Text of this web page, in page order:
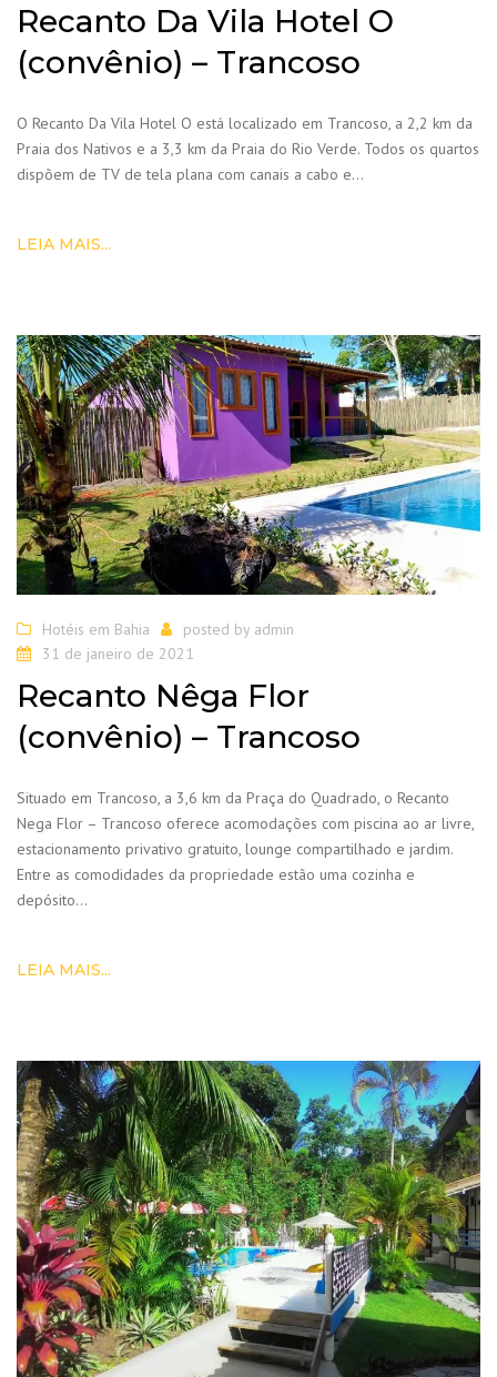
Recanto Da Vila Hotel O
(convênio) – Trancoso
O Recanto Da Vila Hotel O está localizado em Trancoso, a 2,2 km da
Praia dos Nativos e a 3,3 km da Praia do Rio Verde. Todos os quartos
dispõem de TV de tela plana com canais a cabo e…
LEIA MAIS...
Hotéis em Bahia posted by admin
31 de janeiro de 2021
Recanto Nêga Flor
(convênio) – Trancoso
Situado em Trancoso, a 3,6 km da Praça do Quadrado, o Recanto
Nega Flor – Trancoso oferece acomodações com piscina ao ar livre,
estacionamento privativo gratuito, lounge compartilhado e jardim.
Entre as comodidades da propriedade estão uma cozinha e
depósito…
LEIA MAIS...